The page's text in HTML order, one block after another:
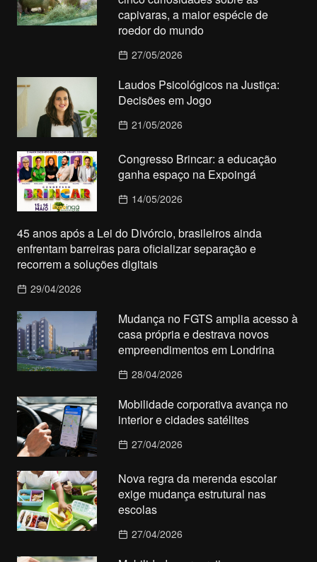
capivaras, a maior espécie de
roedor do mundo
27/05/2026
Laudos Psicológicos na Justiça:
Decisões em Jogo
21/05/2026
Congresso Brincar: a educação
ganha espaço na Expoingá
14/05/2026
45 anos após a Lei do Divórcio, brasileiros ainda
enfrentam barreiras para oficializar separação e
recorrem a soluções digitais
29/04/2026
Mudança no FGTS amplia acesso à
casa própria e destrava novos
empreendimentos em Londrina
28/04/2026
Mobilidade corporativa avança no
interior e cidades satélites
27/04/2026
Nova regra da merenda escolar
exige mudança estrutural nas
escolas
27/04/2026